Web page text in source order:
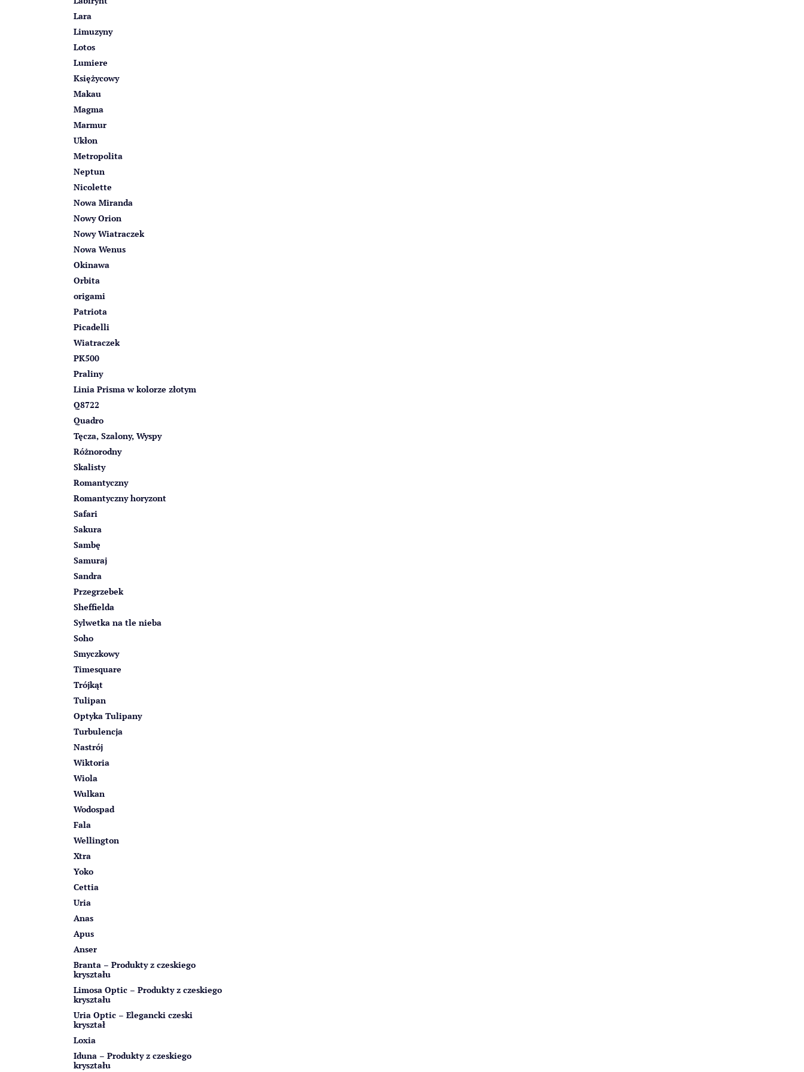
Lara
Limuzyny
Lotos
Lumiere
Księżycowy
Makau
Magma
Marmur
Ukłon
Metropolita
Neptun
Nicolette
Nowa Miranda
Nowy Orion
Nowy Wiatraczek
Nowa Wenus
Okinawa
Orbita
origami
Patriota
Picadelli
Wiatraczek
PK500
Praliny
Linia Prisma w kolorze złotym
Q8722
Quadro
Tęcza, Szalony, Wyspy
Różnorodny
Skalisty
Romantyczny
Romantyczny horyzont
Safari
Sakura
Sambę
Samuraj
Sandra
Przegrzebek
Sheffielda
Sylwetka na tle nieba
Soho
Smyczkowy
Timesquare
Trójkąt
Tulipan
Optyka Tulipany
Turbulencja
Nastrój
Wiktoria
Wiola
Wulkan
Wodospad
Fala
Wellington
Xtra
Yoko
Cettia
Uria
Anas
Apus
Anser
Branta – Produkty z czeskiego
kryształu
Limosa Optic – Produkty z czeskiego
kryształu
Uria Optic – Elegancki czeski
kryształ
Loxia
Iduna – Produkty z czeskiego
kryształu